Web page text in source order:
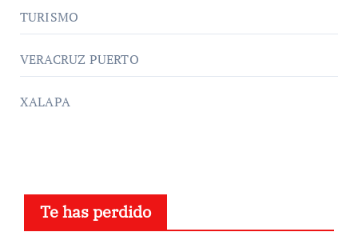
TURISMO
VERACRUZ PUERTO
XALAPA
Te has perdido